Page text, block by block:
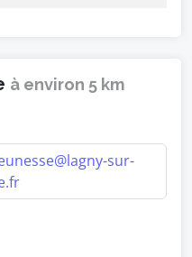
à environ 5 km
sur-